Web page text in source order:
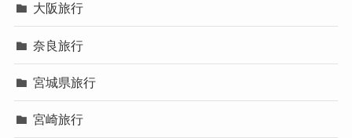
大阪旅行
奈良旅行
宮城県旅行
宮崎旅行